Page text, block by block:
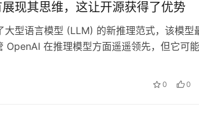
现其思维，这让开源获得了优势
大型语言模型 (LLM) 的新推理范式，该模型
OpenAI 在推理模型方面遥遥领先，但它可
0 0